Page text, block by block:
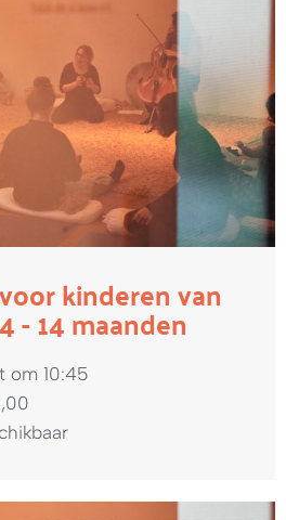
kinderen van
4 - 14 maanden
om 10:45